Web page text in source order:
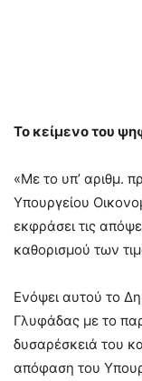
Το κείμενο του
«Με το υπ’ αριθμ.
Υπουργείου
εκφράσει τις
καθορισμού των
Ενόψει αυτού το
Γλυφάδας με το
δυσαρέσκειά του
απόφαση του